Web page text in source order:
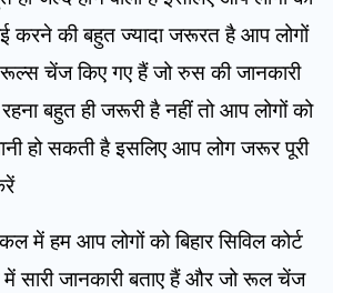
करने की बहुत ज्यादा जरूरत है आप लोगों
चेंज किए गए हैं जो रुस की जानकारी
बहुत ही जरूरी है नहीं तो आप लोगों को
हो सकती है इसलिए आप लोग जरूर पूरी
में हम आप लोगों को बिहार सिविल कोर्ट
में सारी जानकारी बताए हैं और जो रूल चेंज